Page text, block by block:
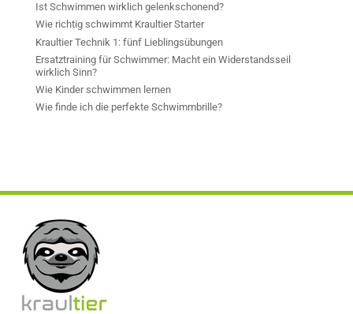
Ist Schwimmen wirklich gelenkschonend?
Wie richtig schwimmt Kraultier Starter
Kraultier Technik 1: fünf Lieblingsübungen
Ersatztraining für Schwimmer: Macht ein Widerstandsseil
wirklich Sinn?
Wie Kinder schwimmen lernen
Wie finde ich die perfekte Schwimmbrille?